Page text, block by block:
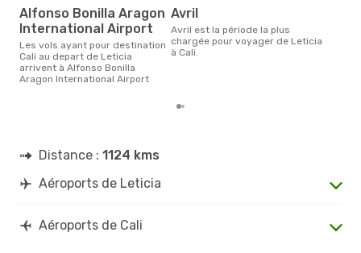
Alfonso Bonilla Aragon
International Airport
Les vols ayant pour destination
Cali au depart de Leticia
arrivent à Alfonso Bonilla
Aragon International Airport
avril
avril est la période la plus
chargée pour voyager de Leticia
à Cali.
Distance : 1124 kms
Aéroports de Leticia
Aéroports de Cali